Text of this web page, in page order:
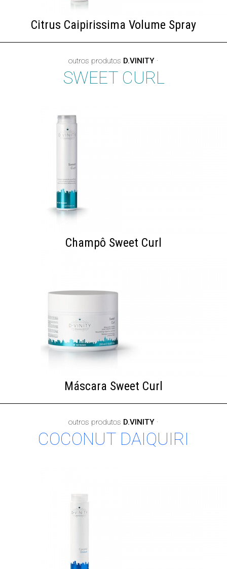
Citrus Caipirissima Volume Spray
outros produtos D.VINITY ·
SWEET CURL
Champô Sweet Curl
Máscara Sweet Curl
outros produtos D.VINITY ·
COCONUT DAIQUIRI